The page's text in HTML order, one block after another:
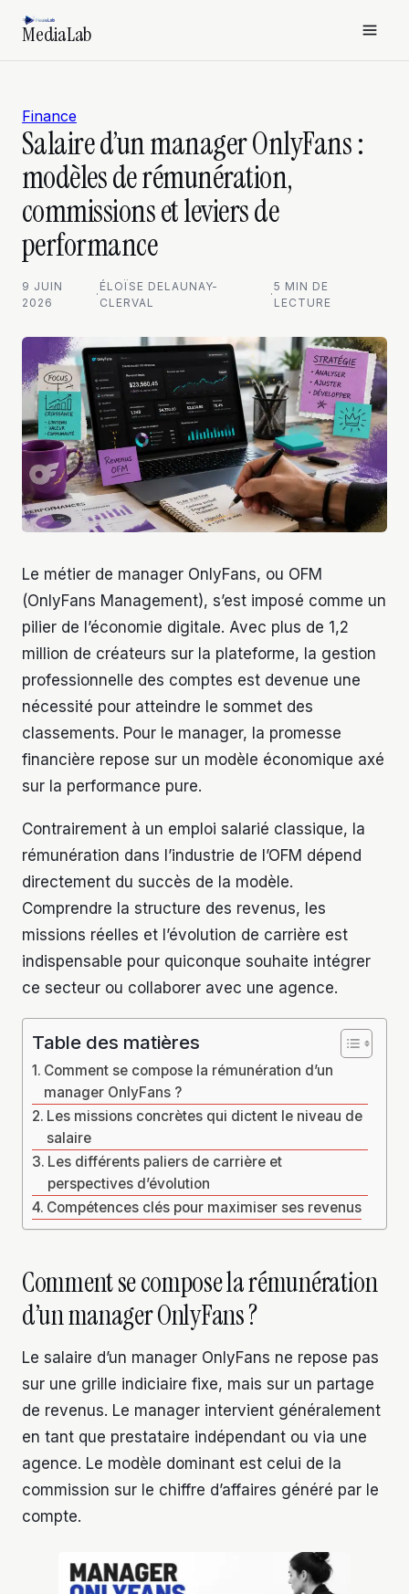
MediaLab
Finance
Salaire d’un manager OnlyFans :
modèles de rémunération,
commissions et leviers de
performance
9 JUIN
2026
·
ÉLOÏSE DELAUNAY-
CLERVAL
·
5 MIN DE
LECTURE
Le métier de manager OnlyFans, ou OFM
(OnlyFans Management), s’est imposé comme un
pilier de l’économie digitale. Avec plus de 1,2
million de créateurs sur la plateforme, la gestion
professionnelle des comptes est devenue une
nécessité pour atteindre le sommet des
classements. Pour le manager, la promesse
financière repose sur un modèle économique axé
sur la performance pure.
Contrairement à un emploi salarié classique, la
rémunération dans l’industrie de l’OFM dépend
directement du succès de la modèle.
Comprendre la structure des revenus, les
missions réelles et l’évolution de carrière est
indispensable pour quiconque souhaite intégrer
ce secteur ou collaborer avec une agence.
Table des matières
Comment se compose la rémunération d’un
manager OnlyFans ?
Les missions concrètes qui dictent le niveau de
salaire
Les différents paliers de carrière et
perspectives d’évolution
Compétences clés pour maximiser ses revenus
Comment se compose la rémunération
d’un manager OnlyFans ?
Le salaire d’un manager OnlyFans ne repose pas
sur une grille indiciaire fixe, mais sur un partage
de revenus. Le manager intervient généralement
en tant que prestataire indépendant ou via une
agence. Le modèle dominant est celui de la
commission sur le chiffre d’affaires généré par le
compte.